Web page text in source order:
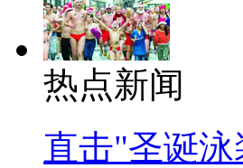
热点新闻
直击"圣诞